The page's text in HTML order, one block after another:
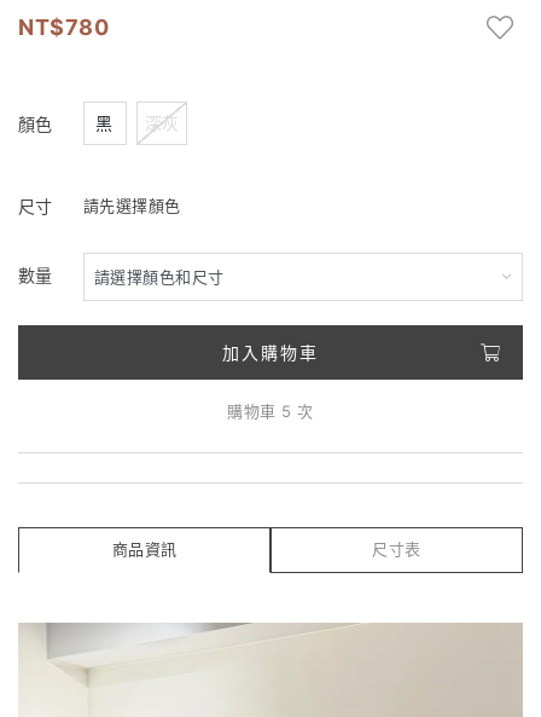
780
顏色 黑 深灰
尺寸 請先選擇顏色
數量
加入購物車
購物車 5 次
商品資訊 尺寸表